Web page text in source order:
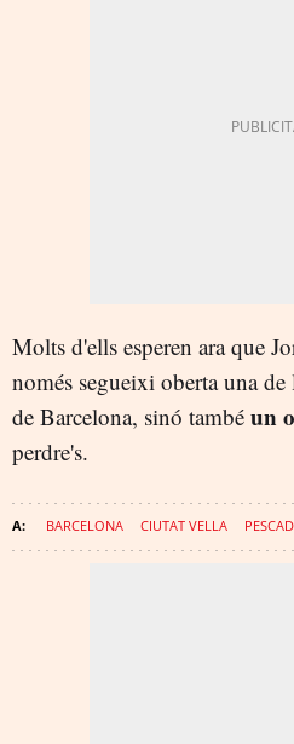
Molts d'ells esperen ara que
només segueixi oberta una
de Barcelona, sinó també un
perdre's.
BARCELONA CIUTAT VELLA